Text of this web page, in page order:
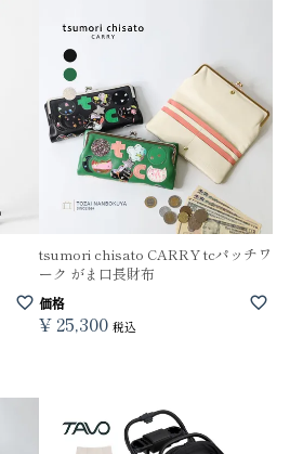
tsumori chisato CARRY tcパッチワ
ーク がま口長財布
価格
¥25,300 税込